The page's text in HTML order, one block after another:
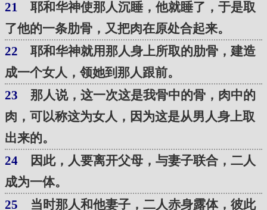
21 耶和华神使那人沉睡，他就睡了，于是取
了他的一条肋骨，又把肉在原处合起来。
22 耶和华神就用那人身上所取的肋骨，建造
成一个女人，领她到那人跟前。
23 那人说，这一次这是我骨中的骨，肉中的
肉，可以称这为女人，因为这是从男人身上取
出来的。
24 因此，人要离开父母，与妻子联合，二人
成为一体。
25 当时那人和他妻子，二人赤身露体，彼此